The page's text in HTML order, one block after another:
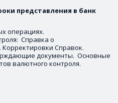
представления в банк
операциях.
Справка о
Справок.
документы.  Основные
валютного контроля.